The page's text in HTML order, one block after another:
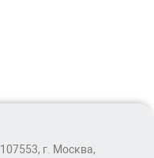
107553, г. Москва,